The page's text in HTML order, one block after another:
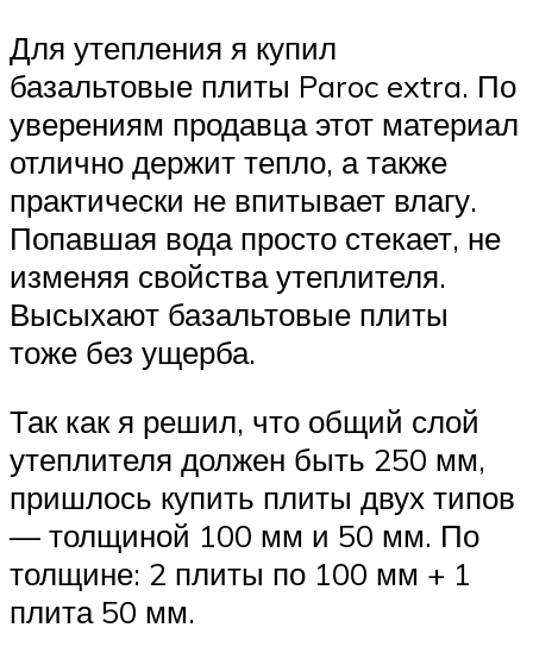
Для утепления я купил
базальтовые плиты Paroc extra. По
уверениям продавца этот материал
отлично держит тепло, а также
практически не впитывает влагу.
Попавшая вода просто стекает, не
изменяя свойства утеплителя.
Высыхают базальтовые плиты
тоже без ущерба.
Так как я решил, что общий слой
утеплителя должен быть 250 мм,
пришлось купить плиты двух типов
— толщиной 100 мм и 50 мм. По
толщине: 2 плиты по 100 мм + 1
плита 50 мм.